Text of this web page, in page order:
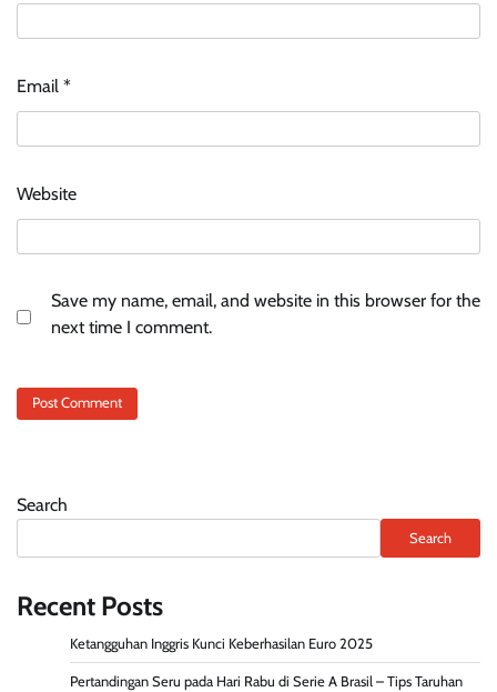
Email *
Website
Save my name, email, and website in this browser for the
next time I comment.
Search
Search
Recent Posts
Ketangguhan Inggris Kunci Keberhasilan Euro 2025
Pertandingan Seru pada Hari Rabu di Serie A Brasil – Tips Taruhan